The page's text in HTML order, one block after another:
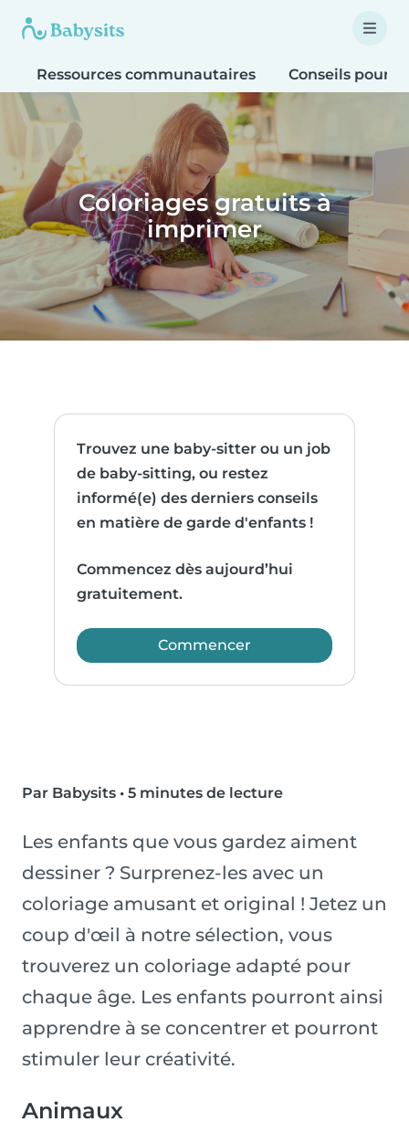
Ressources communautaires Conseils pour
Coloriages gratuits à
imprimer
Trouvez une baby-sitter ou un job
de baby-sitting, ou restez
informé(e) des derniers conseils
en matière de garde d'enfants !
Commencez dès aujourd’hui
gratuitement.
Commencer
Par Babysits • 5 minutes de lecture
Les enfants que vous gardez aiment
dessiner ? Surprenez-les avec un
coloriage amusant et original ! Jetez un
coup d'œil à notre sélection, vous
trouverez un coloriage adapté pour
chaque âge. Les enfants pourront ainsi
apprendre à se concentrer et pourront
stimuler leur créativité.
Animaux